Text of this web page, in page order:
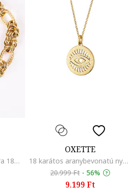
Rozsdamentes acél karóra 18 karátos aranybevonattal, Aranyszín
OXETTE
18 karátos aranybevonatú nyaklánc medállal, Aranyszín
20.999 Ft - 56%
9.199 Ft